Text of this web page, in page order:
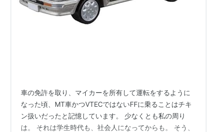
車の免許を取り、マイカーを所有して運転をするように
なった頃、MT車かつVTECではないFFに乗ることはチキ
ン扱いだったと記憶しています。 少なくとも私の周り
は。 それは学生時代も、社会人になってからも。 そう、